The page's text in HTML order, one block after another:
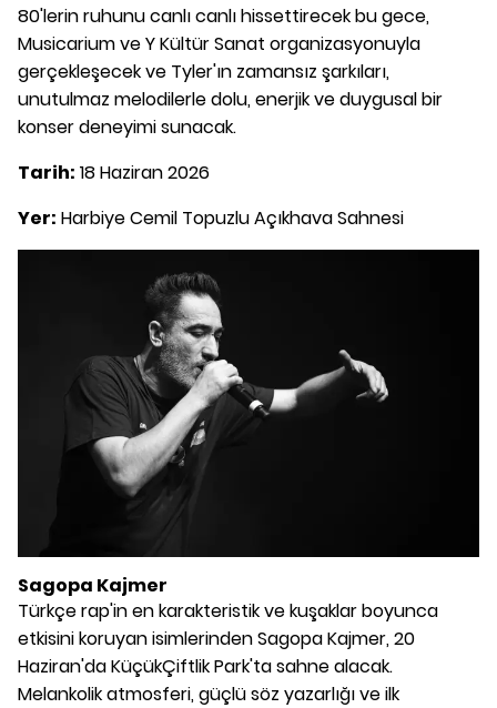
80'lerin ruhunu canlı canlı hissettirecek bu gece,
Musicarium ve Y Kültür Sanat organizasyonuyla
gerçekleşecek ve Tyler'ın zamansız şarkıları,
unutulmaz melodilerle dolu, enerjik ve duygusal bir
konser deneyimi sunacak.
Tarih: 18 Haziran 2026
Yer: Harbiye Cemil Topuzlu Açıkhava Sahnesi
Sagopa Kajmer
Türkçe rap'in en karakteristik ve kuşaklar boyunca
etkisini koruyan isimlerinden Sagopa Kajmer, 20
Haziran'da KüçükÇiftlik Park'ta sahne alacak.
Melankolik atmosferi, güçlü söz yazarlığı ve ilk